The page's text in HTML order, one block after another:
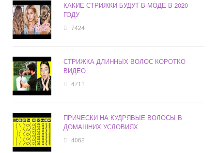
КАКИЕ СТРИЖКИ БУДУТ В МОДЕ В 2020
ГОДУ
7424
СТРИЖКА ДЛИННЫХ ВОЛОС КОРОТКО
ВИДЕО
4711
ПРИЧЕСКИ НА КУДРЯВЫЕ ВОЛОСЫ В
ДОМАШНИХ УСЛОВИЯХ
4062